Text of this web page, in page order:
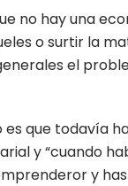
no hay una
o surtir la
el
es que todavía
y “cuando
y